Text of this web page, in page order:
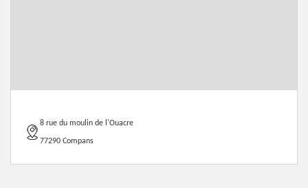
8 rue du moulin de l'Ouacre
77290 Compans